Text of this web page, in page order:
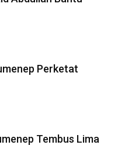
Perketat
Tembus Lima